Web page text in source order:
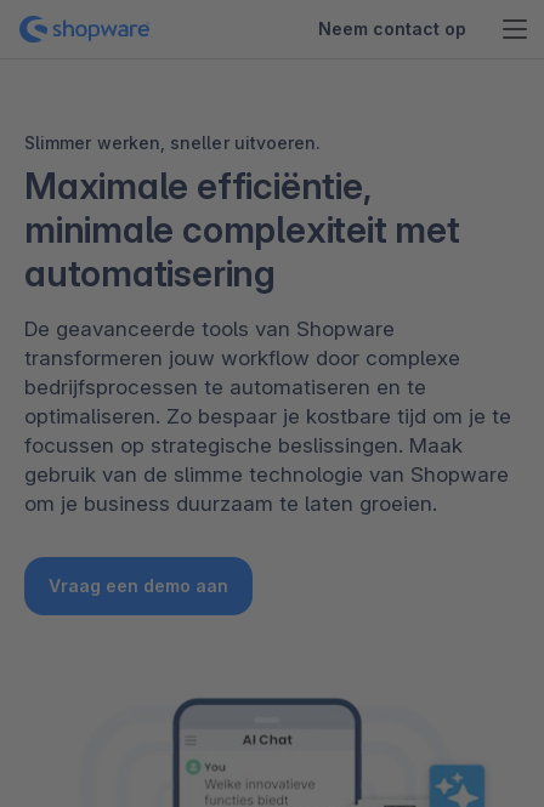
Neem contact op
Slimmer werken, sneller uitvoeren.
Maximale efficiëntie,
minimale complexiteit met
automatisering
De geavanceerde tools van Shopware
transformeren jouw workflow door complexe
bedrijfsprocessen te automatiseren en te
optimaliseren. Zo bespaar je kostbare tijd om je te
focussen op strategische beslissingen. Maak
gebruik van de slimme technologie van Shopware
om je business duurzaam te laten groeien.
Vraag een demo aan